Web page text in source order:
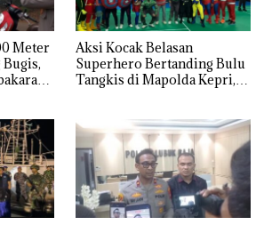
Meter
Aksi Kocak Belasan
Superhero Bertanding Bulu
Tangkis di Mapolda Kepri,